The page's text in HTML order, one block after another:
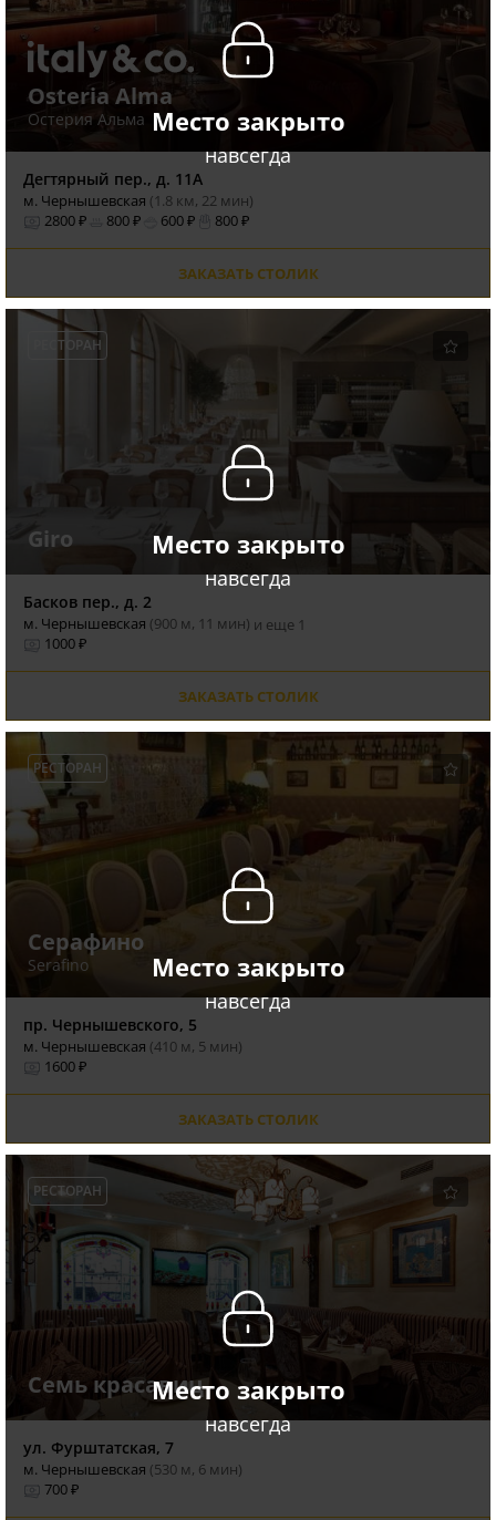
Место закрыто
навсегда
Osteria Alma
Остерия Альма
Дегтярный пер., д. 11А
м. Чернышевская (1.8 км, 22 мин)
2800 ₽
800 ₽ 600 ₽ 800 ₽
ЗАКАЗАТЬ СТОЛИК
Место закрыто
навсегда
РЕСТОРАН
Giro
Басков пер., д. 2
м. Чернышевская (900 м, 11 мин) и еще 1
1000 ₽
ЗАКАЗАТЬ СТОЛИК
Место закрыто
навсегда
РЕСТОРАН
Серафино
Serafino
пр. Чернышевского, 5
м. Чернышевская (410 м, 5 мин)
1600 ₽
ЗАКАЗАТЬ СТОЛИК
Место закрыто
навсегда
РЕСТОРАН
Семь красавиц
ул. Фурштатская, 7
м. Чернышевская (530 м, 6 мин)
700 ₽